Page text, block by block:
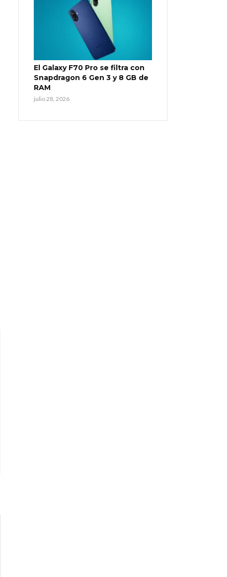
El Galaxy F70 Pro se filtra con
Snapdragon 6 Gen 3 y 8 GB de
RAM
julio 28, 2026